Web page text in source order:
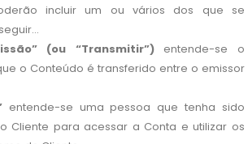
incluir um ou vários dos que se
(ou “Transmitir”)entende-se o
o Conteúdo é transferido entre o emissor
entende-se uma pessoa que tenha sido
Cliente para acessar a Conta e utilizar os